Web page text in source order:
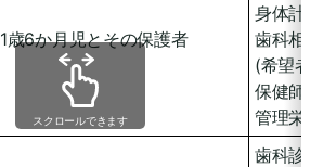
1歳6か月児とその保護者
身体計測
歯科相談
(希望者
保健師・
管理栄
歯科診察
スクロールできます